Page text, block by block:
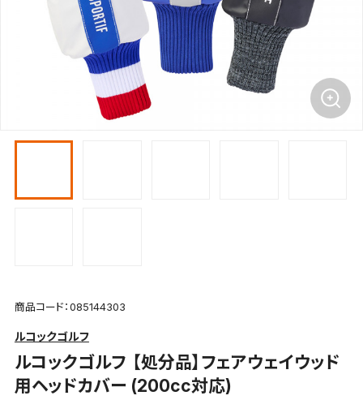
商品コード：085144303
ルコックゴルフ
ルコックゴルフ 【処分品】フェアウェイウッド
用ヘッドカバー (200cc対応)